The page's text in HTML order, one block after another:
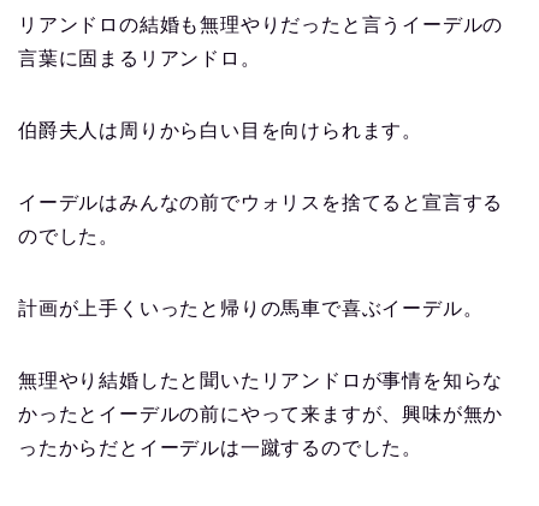
リアンドロの結婚も無理やりだったと言うイーデルの
言葉に固まるリアンドロ。
伯爵夫人は周りから白い目を向けられます。
イーデルはみんなの前でウォリスを捨てると宣言する
のでした。
計画が上手くいったと帰りの馬車で喜ぶイーデル。
無理やり結婚したと聞いたリアンドロが事情を知らな
かったとイーデルの前にやって来ますが、興味が無か
ったからだとイーデルは一蹴するのでした。